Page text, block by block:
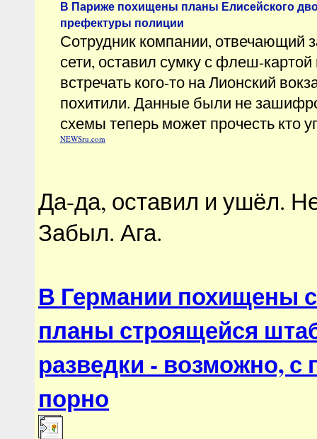
В Париже похищены планы Елисейского
префектуры полиции
Сотрудник компании, отвечающий
сети, оставил сумку с флеш-
встречать кого-то на Лионский
похитили. Данные были не
схемы теперь может прочесть кто
NEWSru.com
Да-да, оставил и ушёл.
Забыл. Ага.
В Германии похищены
планы строящейся
разведки - возможно,
порно